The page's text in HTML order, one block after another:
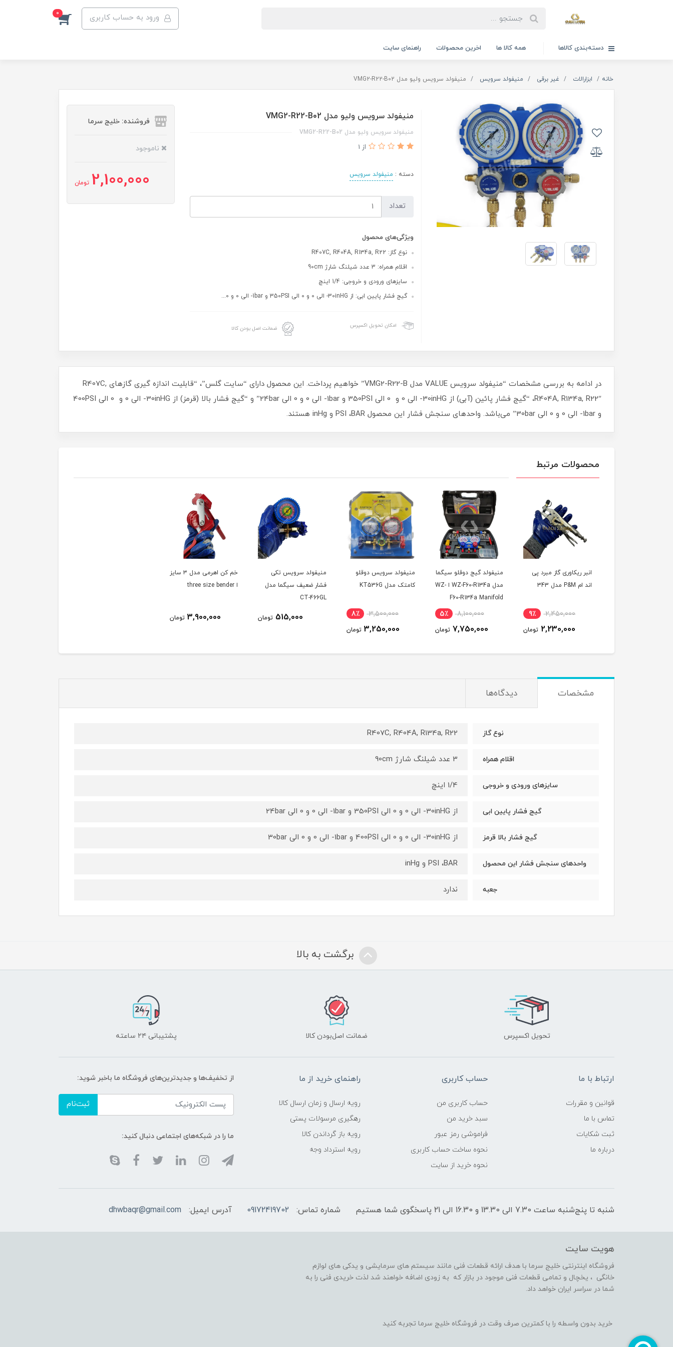
ورود به حساب کاربری 0
دسته‌بندی کالاها همه کالا ها اخرین محصولات راهنمای سایت
خانه ابزارالات غیر برقی منیفولد سرویس منیفولد سرویس ولیو مدل VMG2-R22-B02
منیفولد سرویس ولیو مدل VMG2-R22-B02
منیفولد سرویس ولیو مدل VMG2-R22-B02
از 1
دسته : منیفولد سرویس
تعداد
ویژگی‌های محصول
نوع گاز: R407C, R404A, R134a, R22
اقلام همراه: 3 عدد شیلنگ شارژ 90cm
سایزهای ورودی و خروجی: 1/4 اینچ
گیج فشار پایین ابی: از 30inHG- الی 0 و 0 الی 350PSI و 1bar- الی 0 و 0...
امکان تحویل اکسپرس ضمانت اصل بودن کالا
فروشنده: خلیج سرما
ناموجود
2,100,000 تومان
در ادامه به بررسی مشخصات “منیفولد سرویس VALUE مدل VMG2-R22-B” خواهیم پرداخت. این محصول دارای “سایت گلس”، “قابلیت اندازه گیری گاز‌های R407C,
R404A, R134a, R22″، “گیج فشار پائین (آبی) از 30inHG- الی 0 و 0 الی 350PSI و 1bar- الی 0 و 0 الی 24bar” و “گیج فشار بالا (قرمز) از 30inHG- الی 0 و 0 الی 400PSI
و 1bar- الی 0 و 0 الی 30bar” می‌باشد. واحدهای سنجش فشار این محصول PSI ،BAR و inHg هستند.
محصولات مرتبط
انبر ریکاوری گاز مبرد پی
اند ام P&M مدل 343
2,450,000 9٪
2,230,000 تومان
منیفولد گیج دوقلو سیگما
مدل WZ-F60-R134a ا WZ-
F60-R134a Manifold
8,100,000 5٪
7,750,000 تومان
منیفولد سرویس دوقلو
کامتک مدل KT536G
3,500,000 8٪
3,250,000 تومان
منیفولد سرویس تکی
فشار ضعیف سیگما مدل
CT-466GL
515,000 تومان
خم کن اهرمی مدل ۳ سایز
ا three size bender
3,900,000 تومان
مشخصات دیدگاه‌ها
نوع گاز R407C, R404A, R134a, R22
اقلام همراه 3 عدد شیلنگ شارژ 90cm
سایزهای ورودی و خروجی 1/4 اینچ
گیج فشار پایین ابی از 30inHG- الی 0 و 0 الی 350PSI و 1bar- الی 0 و 0 الی 24bar
گیج فشار بالا قرمز از 30inHG- الی 0 و 0 الی 400PSI و 1bar- الی 0 و 0 الی 30bar
واحدهای سنجش فشار این محصول PSI ،BAR و inHg
جعبه ندارد
برگشت به بالا
تحویل اکسپرس ضمانت اصل‌بودن کالا پشتیبانی ۲۴ ساعته
ارتباط با ما
قوانین و مقررات
تماس با ما
ثبت شکایات
درباره ما
حساب کاربری
حساب کاربری من
سبد خرید من
فراموشی رمز عبور
نحوه ساخت حساب کاربری
نحوه خرید از سایت
راهنمای خرید از ما
رویه ارسال و زمان ارسال کالا
رهگیری مرسولات پستی
رویه باز گرداندن کالا
رویه استرداد وجه
از تخفیف‌ها و جدیدترین‌های فروشگاه ما باخبر شوید:
ثبت‌نام
ما را در شبکه‌های اجتماعی دنبال کنید:
شنبه تا پنج‌شنبه ساعت 7.30 الی 13.30 و 16.30 الی 21 پاسخگوی شما هستیم شماره تماس: 09172419702 آدرس ایمیل: dhwbaqr@gmail.com
هویت سایت
فروشگاه اینترنتی خلیج سرما با هدف ارائه قطعات فنی مانند سیستم های سرمایشی و یدکی های لوازم
خانگی ، یخچال و تمامی قطعات فنی موجود در بازار که به زودی اضافه خواهند شد لذت خریدی فنی را به
شما در سراسر ایران خواهد داد.
خرید بدون واسطه را با کمترین صرف وقت در فروشگاه خلیج سرما تجربه کنید